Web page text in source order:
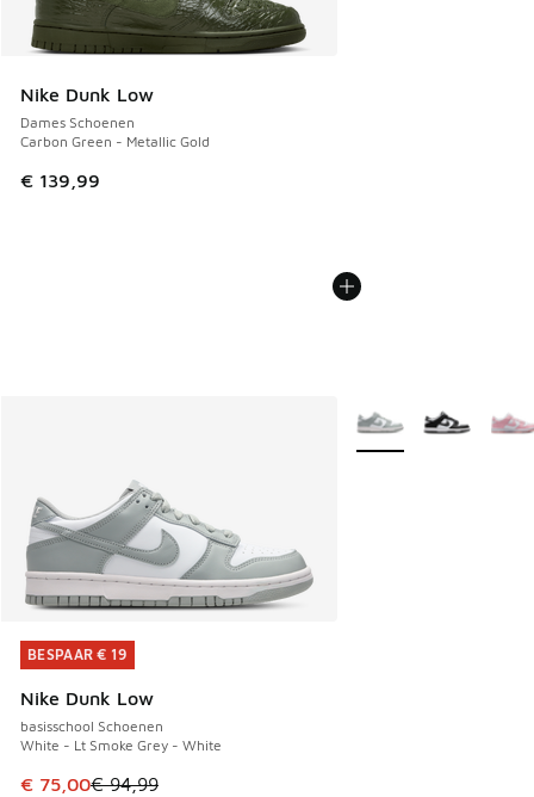
Nike Dunk Low
Dames Schoenen
Carbon Green - Metallic Gold
€ 139,99
BESPAAR € 19
Nike Dunk Low
basisschool Schoenen
White - Lt Smoke Grey - White
Dit artikel is in de uitverkoop. Dit artikel is in de
€ 75,00€ 94,99
BESPAAR € 19
Meer kleuren